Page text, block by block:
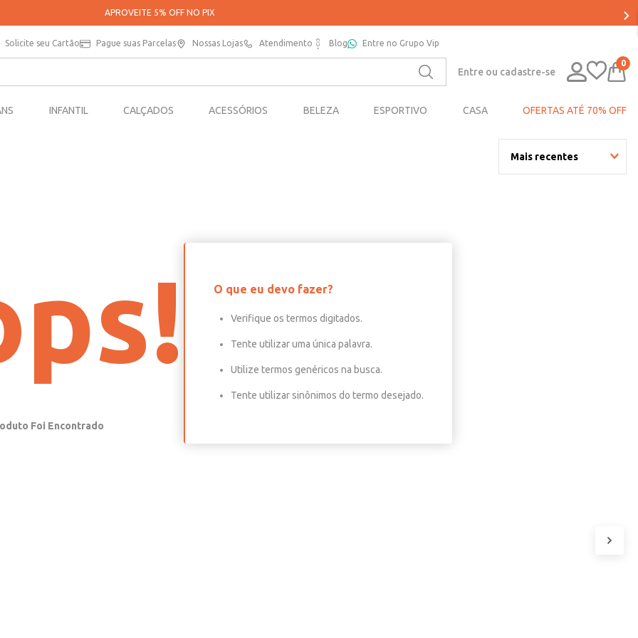
APROVEITE 5% OFF NO PIX
Solicite seu Cartão Pague suas Parcelas Nossas Lojas Atendimento Blog Entre no Grupo Vip
Entre ou cadastre-se
0
INFANTIL CALÇADOS ACESSÓRIOS BELEZA ESPORTIVO CASA OFERTAS ATÉ 70% OFF
Mais recentes
O que eu devo fazer?
Verifique os termos digitados.
Tente utilizar uma única palavra.
Utilize termos genéricos na busca.
Tente utilizar sinônimos do termo desejado.